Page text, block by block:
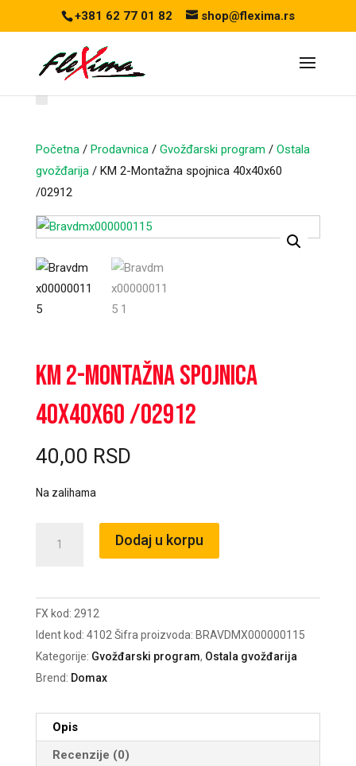
+381 62 77 01 82 shop@flexima.rs
Početna/ Prodavnica/ Gvožđarski program / Ostala
gvožđarija/ KM 2-Montažna spojnica 40x40x60
/02912
CENA ZA ONLINE
KM 2-Montažna spojnica
40x40x60 /02912
40,00 RSD
Na zalihama
spojnica
40x40x60
/02912
količina
Dodaj u korpu
FX kod: 2912
Ident kod: 4102 Šifra proizvoda: BRAVDMX000000115
Kategorije: Gvožđarski program, Ostala gvožđarija
Brend: Domax
Opis
Recenzije (0)